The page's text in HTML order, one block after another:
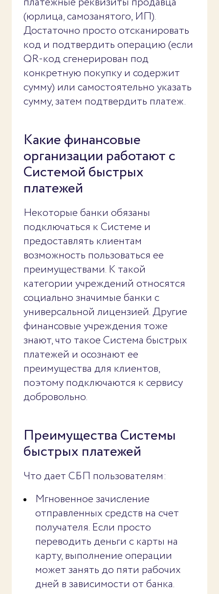
(юрлица, самозанятого, ИП).
Достаточно просто отсканировать
код и подтвердить операцию (если
QR-код сгенерирован под
конкретную покупку и содержит
сумму) или самостоятельно указать
сумму, затем подтвердить платеж.
Какие финансовые
организации работают с
Системой быстрых
платежей
Некоторые банки обязаны
подключаться к Системе и
предоставлять клиентам
возможность пользоваться ее
преимуществами. К такой
категории учреждений относятся
социально значимые банки с
универсальной лицензией. Другие
финансовые учреждения тоже
знают, что такое Система быстрых
платежей и осознают ее
преимущества для клиентов,
поэтому подключаются к сервису
добровольно.
Преимущества Системы
быстрых платежей
Что дает СБП пользователям:
Мгновенное зачисление
отправленных средств на счет
получателя. Если просто
переводить деньги с карты на
карту, выполнение операции
может занять до пяти рабочих
дней в зависимости от банка.